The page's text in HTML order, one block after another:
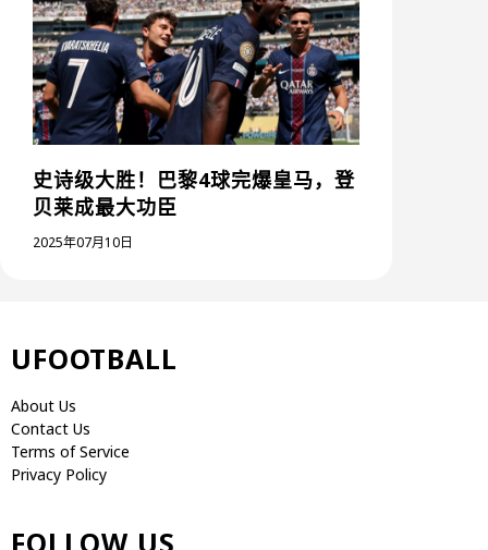
史诗级大胜！巴黎4球完爆皇马，登
贝莱成最大功臣
2025年07月10日
UFOOTBALL
About Us
Contact Us
Terms of Service
Privacy Policy
FOLLOW US